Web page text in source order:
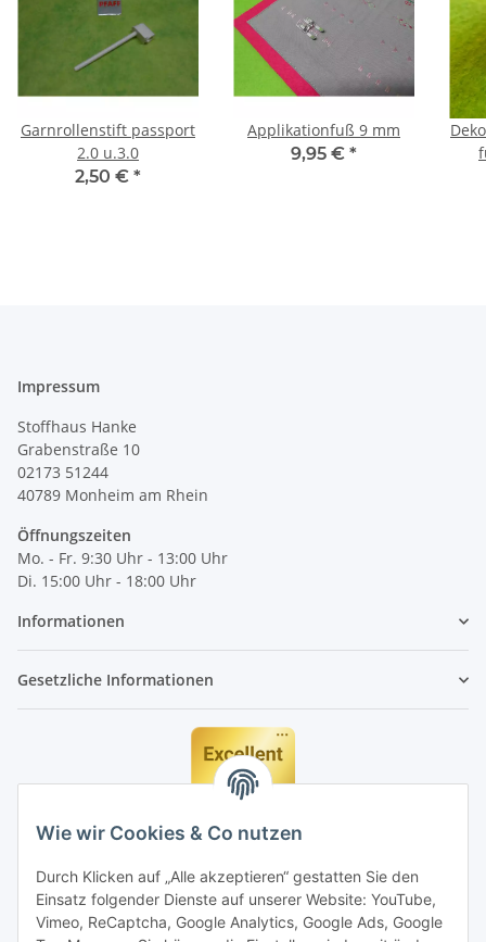
Wie wir Cookies & Co nutzen
Durch Klicken auf „Alle akzeptieren“ gestatten Sie den
Einsatz folgender Dienste auf unserer Website: YouTube,
Vimeo, ReCaptcha, Google Analytics, Google Ads, Google
Garnrollenstift passport
2.0 u.3.0
2,50 € *
Applikationfuß 9 mm
9,95 € *
Impressum
Stoffhaus Hanke
Grabenstraße 10
02173 51244
40789 Monheim am Rhein
Öffnungszeiten
Mo. - Fr. 9:30 Uhr - 13:00 Uhr
Di. 15:00 Uhr - 18:00 Uhr
Informationen
Gesetzliche Informationen